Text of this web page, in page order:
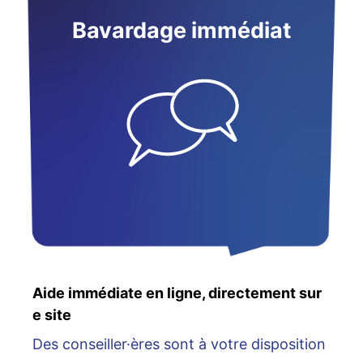
Bavardage immédiat
Aide immédiate en ligne, directement sur
e site
Des conseiller·ères sont à votre disposition